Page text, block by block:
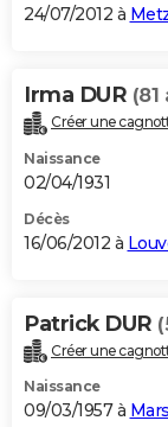
24/07/2012 à
Irma DUR (81
Créer une
Naissance
02/04/1931
Décès
16/06/2012 à
Patrick DUR
Créer une
Naissance
09/03/1957 à